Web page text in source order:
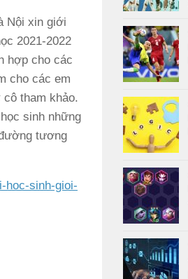
Nội xin giới
2021-2022
hợp cho các
cho các em
tham khảo.
sinh những
tương
hoc-sinh-gioi-